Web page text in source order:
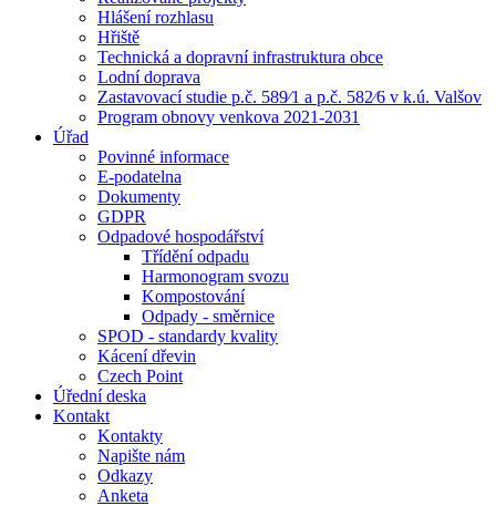
Hlášení rozhlasu
Hřiště
Technická a dopravní infrastruktura obce
Lodní doprava
Zastavovací studie p.č. 589⁄1 a p.č. 582⁄6 v k.ú. Valšov
Program obnovy venkova 2021-2031
Úřad
Povinné informace
E-podatelna
Dokumenty
GDPR
Odpadové hospodářství
Třídění odpadu
Harmonogram svozu
Kompostování
Odpady - směrnice
SPOD - standardy kvality
Kácení dřevin
Czech Point
Úřední deska
Kontakt
Kontakty
Napište nám
Odkazy
Anketa